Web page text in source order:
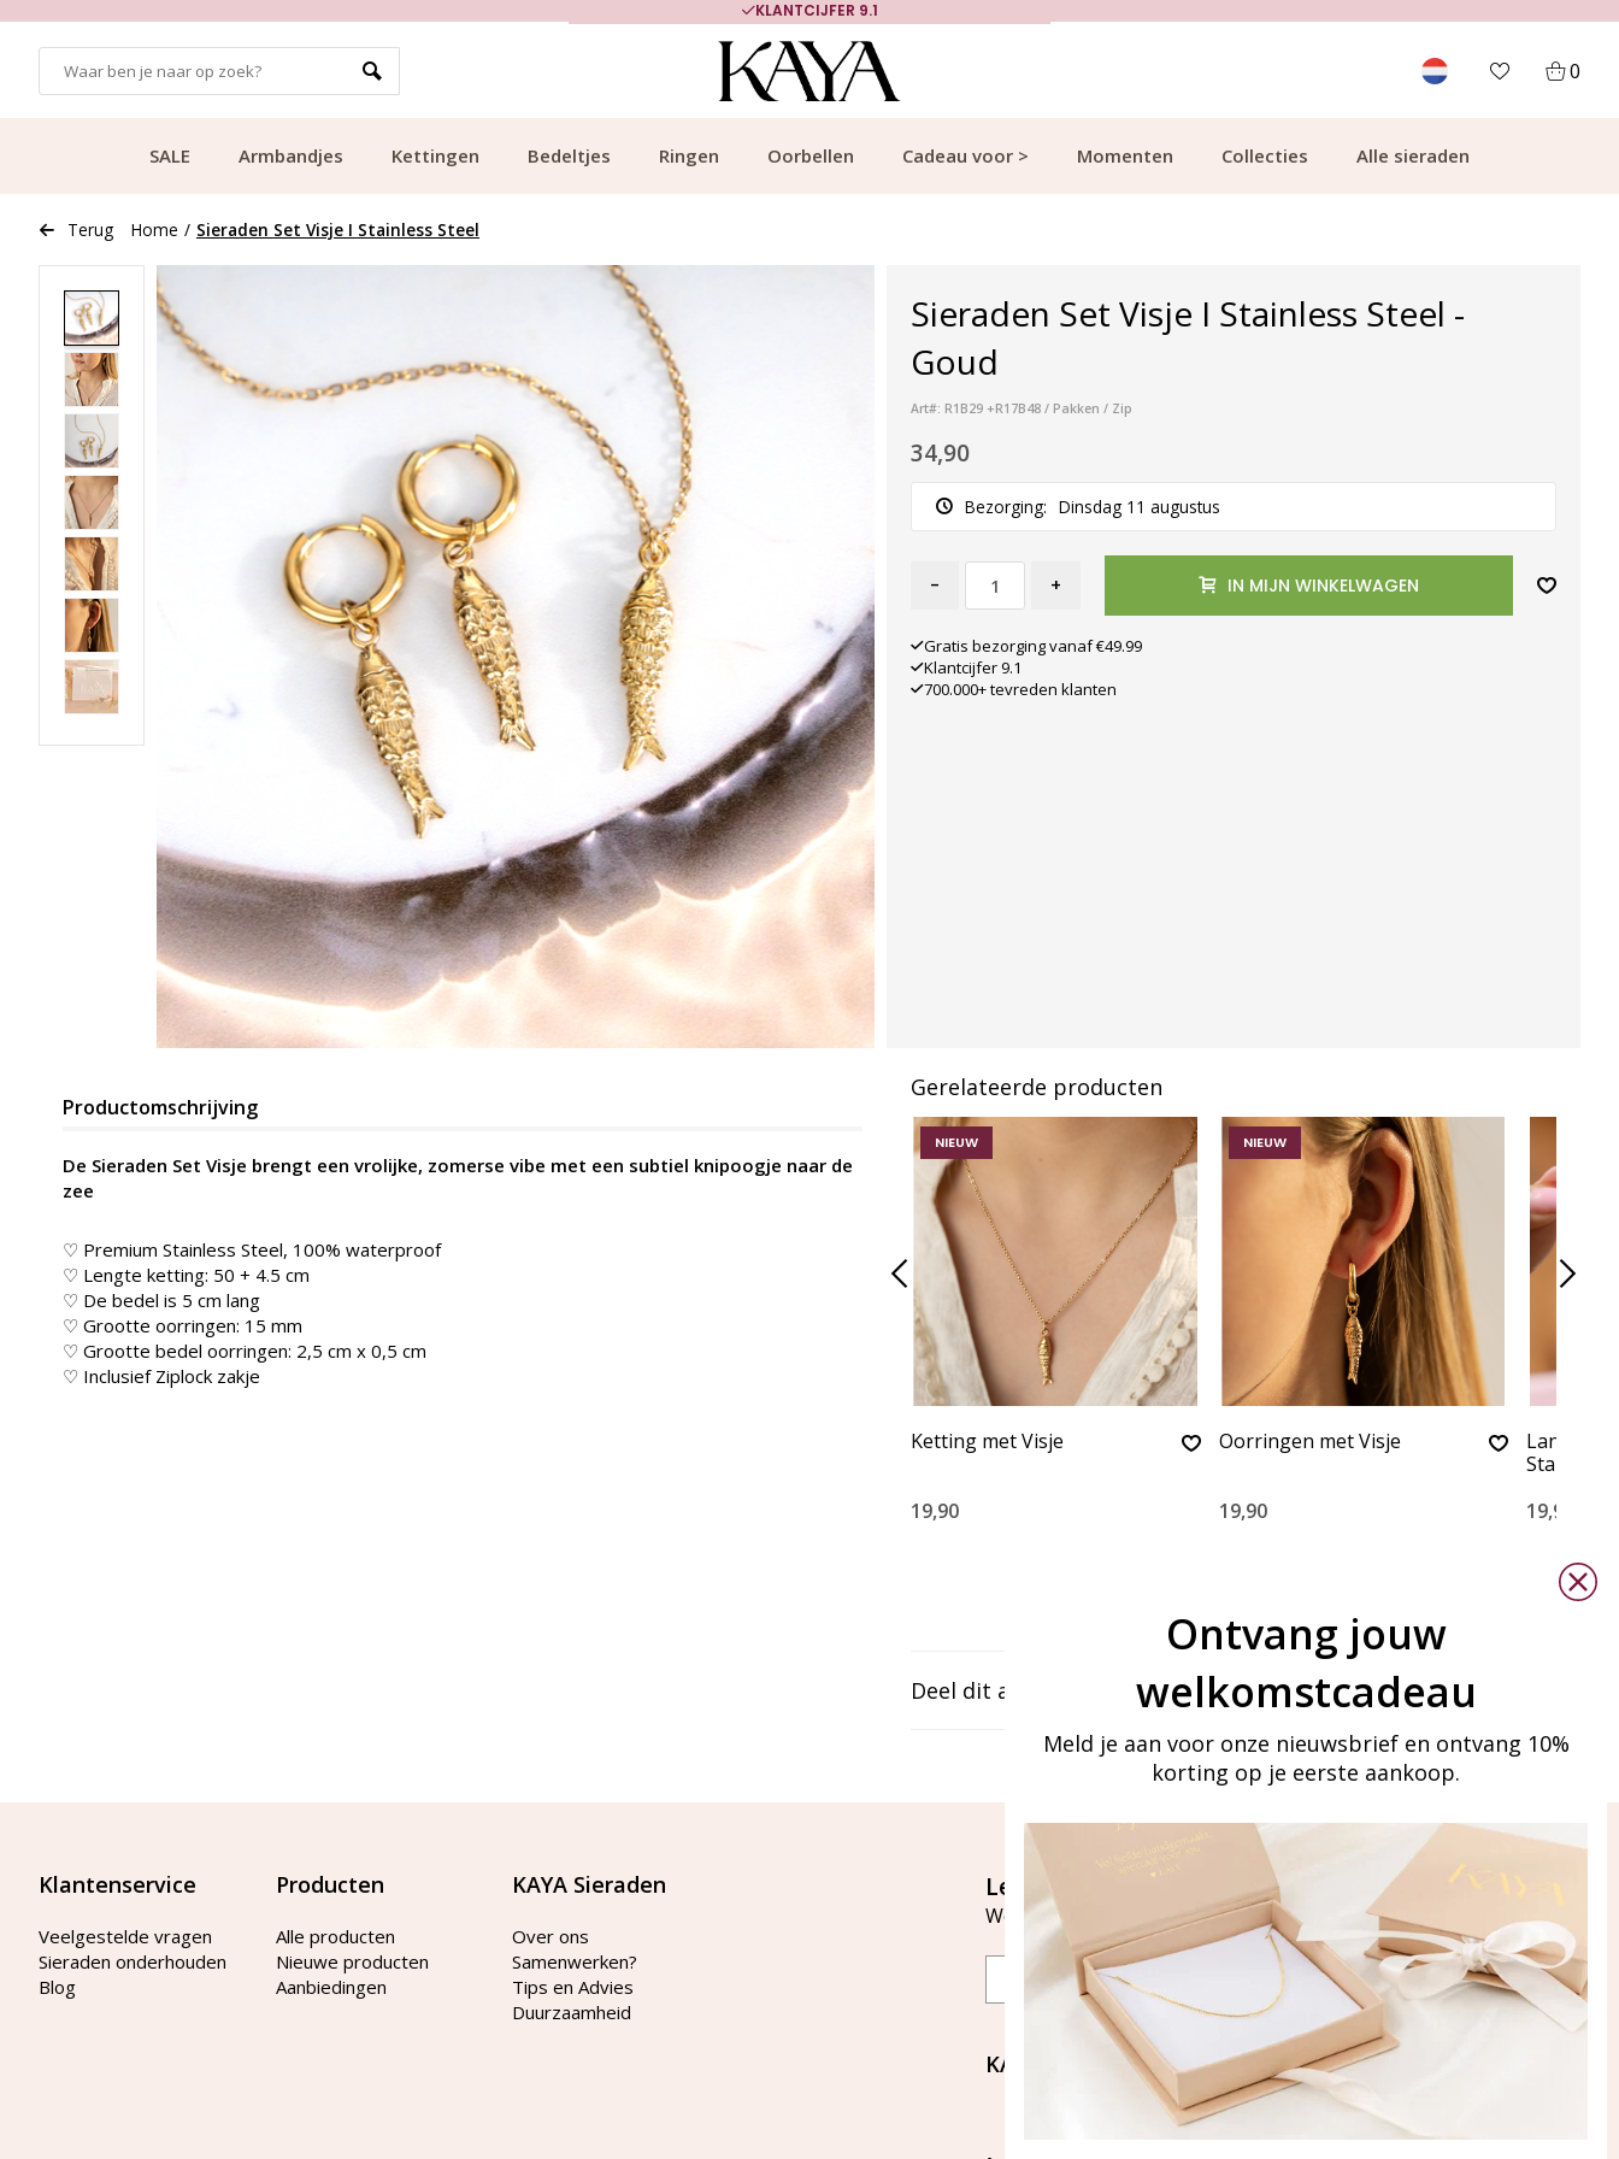
KLANTCIJFER 9.1
0
SALE Armbandjes Kettingen Bedeltjes Ringen Oorbellen Cadeau voor > Momenten Collecties Alle sieraden
Terug Home / Sieraden Set Visje I Stainless Steel
Sieraden Set Visje I Stainless Steel -
Goud
Art#: R1B29 +R17B48 / Pakken / Zip
34,90
Bezorging: Dinsdag 11 augustus
- + IN MIJN WINKELWAGEN
Gratis bezorging vanaf €49.99
Klantcijfer 9.1
700.000+ tevreden klanten
Productomschrijving
De Sieraden Set Visje brengt een vrolijke, zomerse vibe met een subtiel knipoogje naar de
zee
♡ Premium Stainless Steel, 100% waterproof
♡ Lengte ketting: 50 + 4.5 cm
♡ De bedel is 5 cm lang
♡ Grootte oorringen: 15 mm
♡ Grootte bedel oorringen: 2,5 cm x 0,5 cm
♡ Inclusief Ziplock zakje
Gerelateerde producten
NIEUW
Ketting met Visje
19,90
NIEUW
Oorringen met Visje
19,90
Lange
Stainless
19,90
Deel dit artikel
Klantenservice
Veelgestelde vragen
Sieraden onderhouden
Blog
Producten
Alle producten
Nieuwe producten
Aanbiedingen
KAYA Sieraden
Over ons
Samenwerken?
Tips en Advies
Duurzaamheid
Let's stay in touch
Word lid van onze mailinglijst
KAYA Sieraden
Bellen of WhatsApp Ma-Vr
tussen 09:00-17:00
Ontvang jouw
welkomstcadeau
Meld je aan voor onze nieuwsbrief en ontvang 10%
korting op je eerste aankoop.